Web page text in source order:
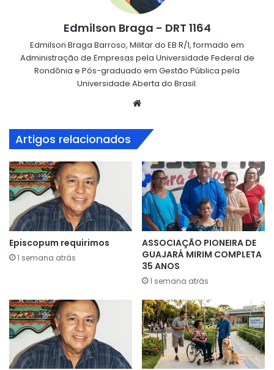
Edmilson Braga - DRT 1164
Edmilson Braga Barroso, Militar do EB R/1, formado em
Administração de Empresas pela Universidade Federal de
Rondônia e Pós-graduado em Gestão Pública pela
Universidade Aberta do Brasil.
Artigos relacionados
Episcopum requirimos
1 semana atrás
ASSOCIAÇÃO PIONEIRA DE
GUAJARÁ MIRIM COMPLETA
35 ANOS
1 semana atrás